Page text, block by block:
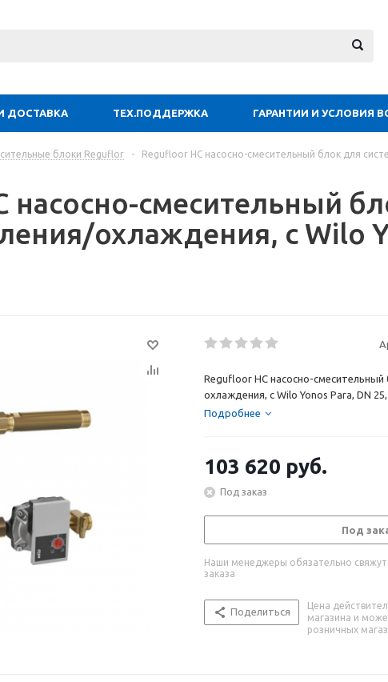
ДОСТАВКА ТЕХ.ПОДДЕРЖКА ГАРАНТИИ И УСЛОВИЯ
блоки Reguflor -
Regufloor HC насосно-смесительный блок для
насосно-смесительный
охлаждения, с Wilo
Regufloor HC насосно-
охлаждения, с Wilo Yonos Para, DN
Подробнее
103 620 руб.
Под заказ
Под
Наши менеджеры обязательно
заказа
Поделиться
Цена
магазина и
розничных